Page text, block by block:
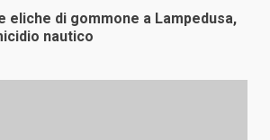
eliche di gommone a Lampedusa,
nautico